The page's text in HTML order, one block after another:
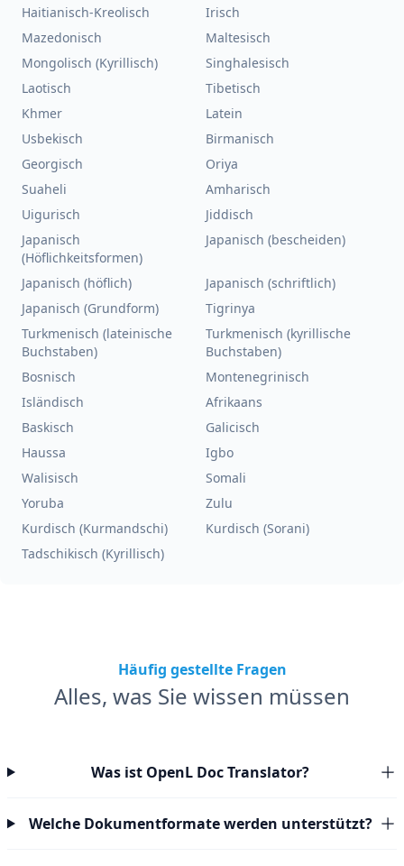
Haitianisch-Kreolisch
Irisch
Mazedonisch
Maltesisch
Mongolisch (Kyrillisch)
Singhalesisch
Laotisch
Tibetisch
Khmer
Latein
Usbekisch
Birmanisch
Georgisch
Oriya
Suaheli
Amharisch
Uigurisch
Jiddisch
Japanisch
(Höflichkeitsformen)
Japanisch (bescheiden)
Japanisch (höflich)
Japanisch (schriftlich)
Japanisch (Grundform)
Tigrinya
Turkmenisch (lateinische
Buchstaben)
Turkmenisch (kyrillische
Buchstaben)
Bosnisch
Montenegrinisch
Isländisch
Afrikaans
Baskisch
Galicisch
Haussa
Igbo
Walisisch
Somali
Yoruba
Zulu
Kurdisch (Kurmandschi)
Kurdisch (Sorani)
Tadschikisch (Kyrillisch)
Häufig gestellte Fragen
Alles, was Sie wissen müssen
Was ist OpenL Doc Translator?
Welche Dokumentformate werden unterstützt?